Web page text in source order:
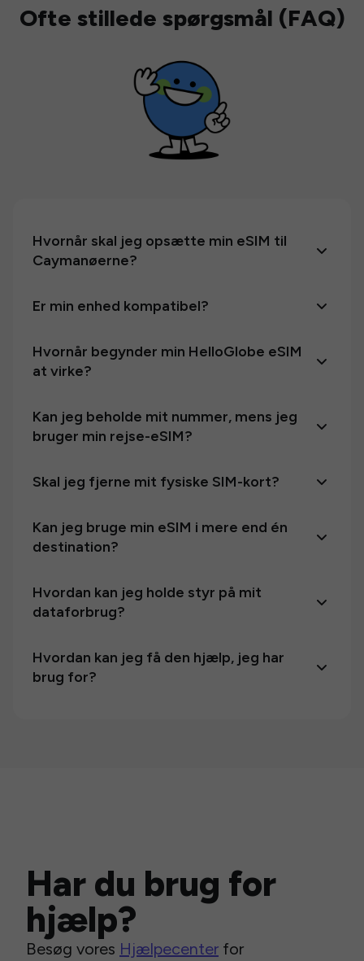
Ofte stillede spørgsmål (FAQ)
Hvornår skal jeg opsætte min eSIM til
Caymanøerne?
Er min enhed kompatibel?
Hvornår begynder min HelloGlobe eSIM
at virke?
Kan jeg beholde mit nummer, mens jeg
bruger min rejse-eSIM?
Skal jeg fjerne mit fysiske SIM-kort?
Kan jeg bruge min eSIM i mere end én
destination?
Hvordan kan jeg holde styr på mit
dataforbrug?
Hvordan kan jeg få den hjælp, jeg har
brug for?
Har du brug for
hjælp?
Besøg vores Hjælpecenter for